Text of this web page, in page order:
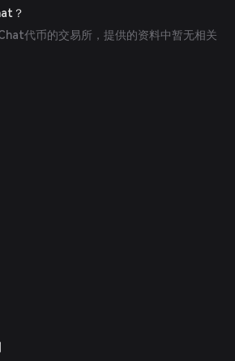
？
代币的交易所，提供的资料中暂无相关